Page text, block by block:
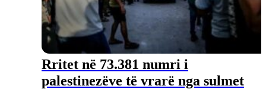
Rritet në 73.381 numri i
palestinezëve të vrarë nga sulmet